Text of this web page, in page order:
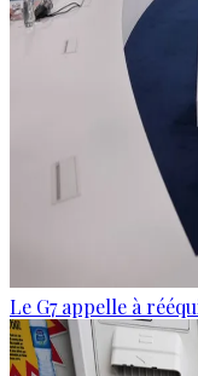
Le G7 appelle à